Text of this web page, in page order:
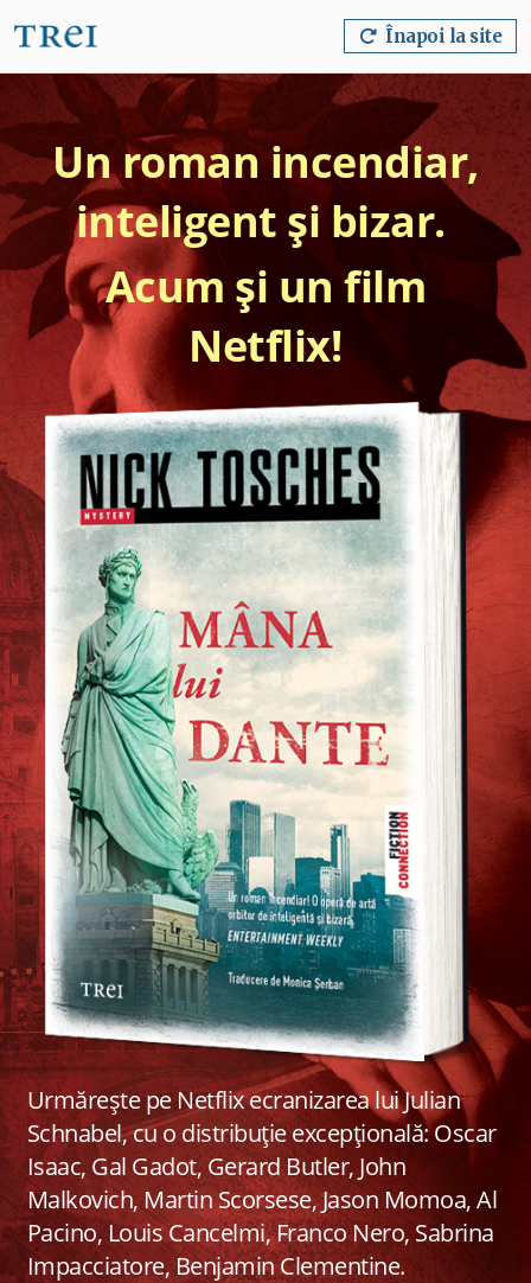
Înapoi la site
Un roman incendiar,
inteligent și bizar.
Acum și un film
Netflix!
Urmărește pe Netflix ecranizarea lui Julian
Schnabel, cu o distribuție excepțională: Oscar
Isaac, Gal Gadot, Gerard Butler, John
Malkovich, Martin Scorsese, Jason Momoa, Al
Pacino, Louis Cancelmi, Franco Nero, Sabrina
Impacciatore, Benjamin Clementine.